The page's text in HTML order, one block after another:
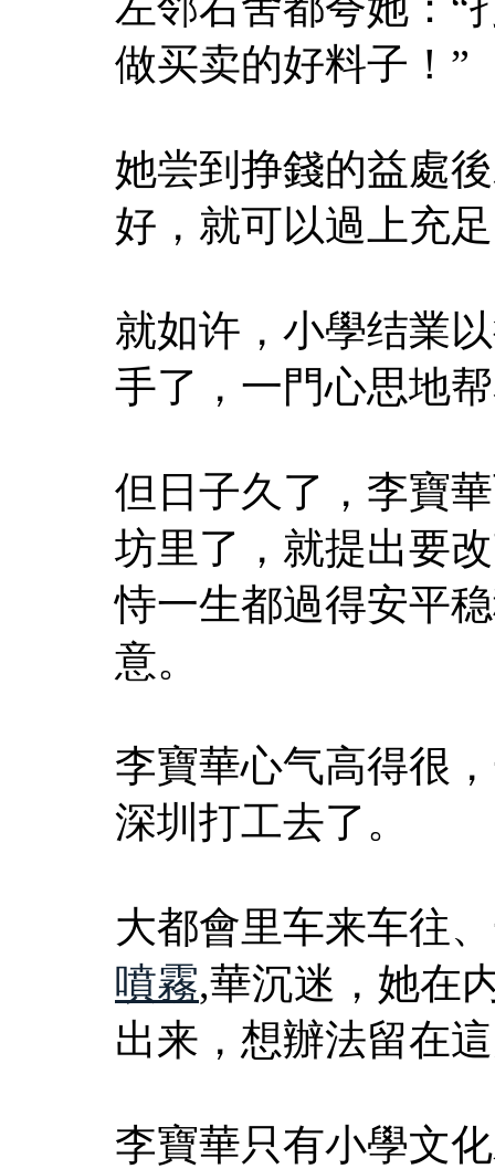
做买卖的好料子！”
她尝到挣錢的益處
好，就可以過上充
就如许，小學结業
手了，一門心思地
但日子久了，李寶
坊里了，就提出要
恃一生都過得安平
意。
李寶華心气高得很
深圳打工去了。
大都會里车来车往
噴霧,華沉迷，她在
出来，想辦法留在
李寶華只有小學文